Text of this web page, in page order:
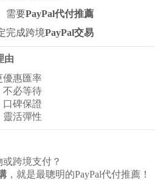
需要PayPal代付推薦
完成跨境PayPal交易
由
優惠匯率
不必等待
口碑保證
靈活彈性
跨境支付？
，就是最聰明的PayPal代付推薦！